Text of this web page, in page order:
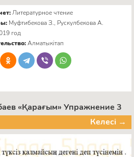
Литературное чтение
Муфтибекова З., Рускулбекова А.
год
Алматыкітап
«Қарағым» Упражнение 3
Келесі →